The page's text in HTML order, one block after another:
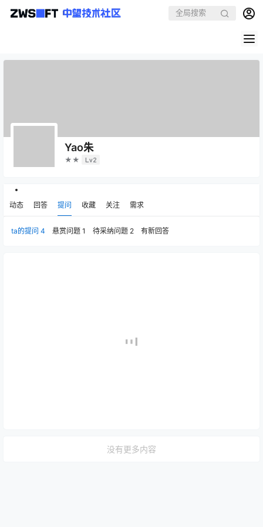
Yao朱
★★ Lv2
动态 回答 提问 收藏 关注 需求
ta的提问 4 悬赏问题 1 待采纳问题 2 有新回答
没有更多内容